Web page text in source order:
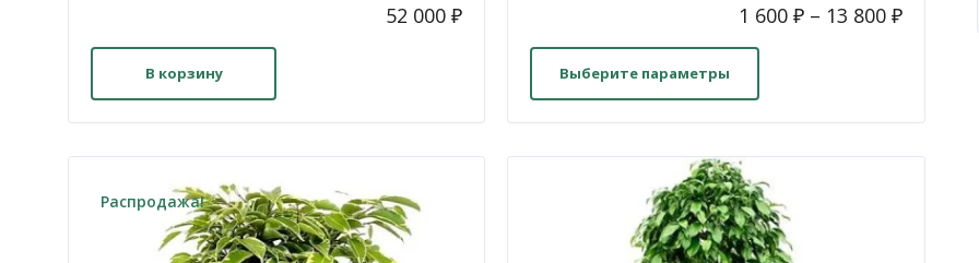
52 000₽
В корзину
1 600 ₽– 13 800 ₽
Выберите параметры
имеет
несколько
можно
выбрать
на
Распродажа!